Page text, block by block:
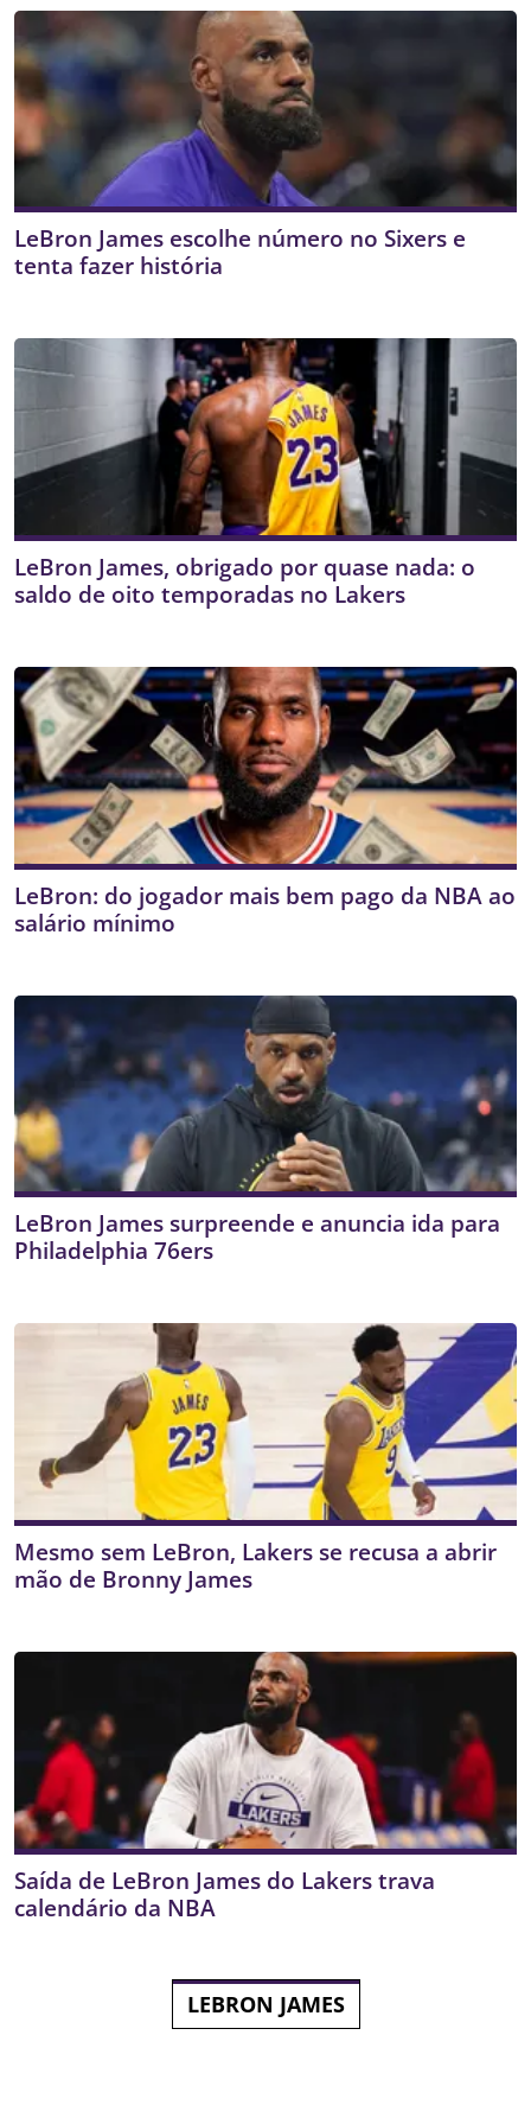
LeBron James escolhe número no Sixers e
tenta fazer história
LeBron James, obrigado por quase nada: o
saldo de oito temporadas no Lakers
LeBron: do jogador mais bem pago da NBA ao
salário mínimo
LeBron James surpreende e anuncia ida para
Philadelphia 76ers
Mesmo sem LeBron, Lakers se recusa a abrir
mão de Bronny James
Saída de LeBron James do Lakers trava
calendário da NBA
LEBRON JAMES